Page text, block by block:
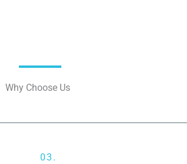
Why Choose Us
03.